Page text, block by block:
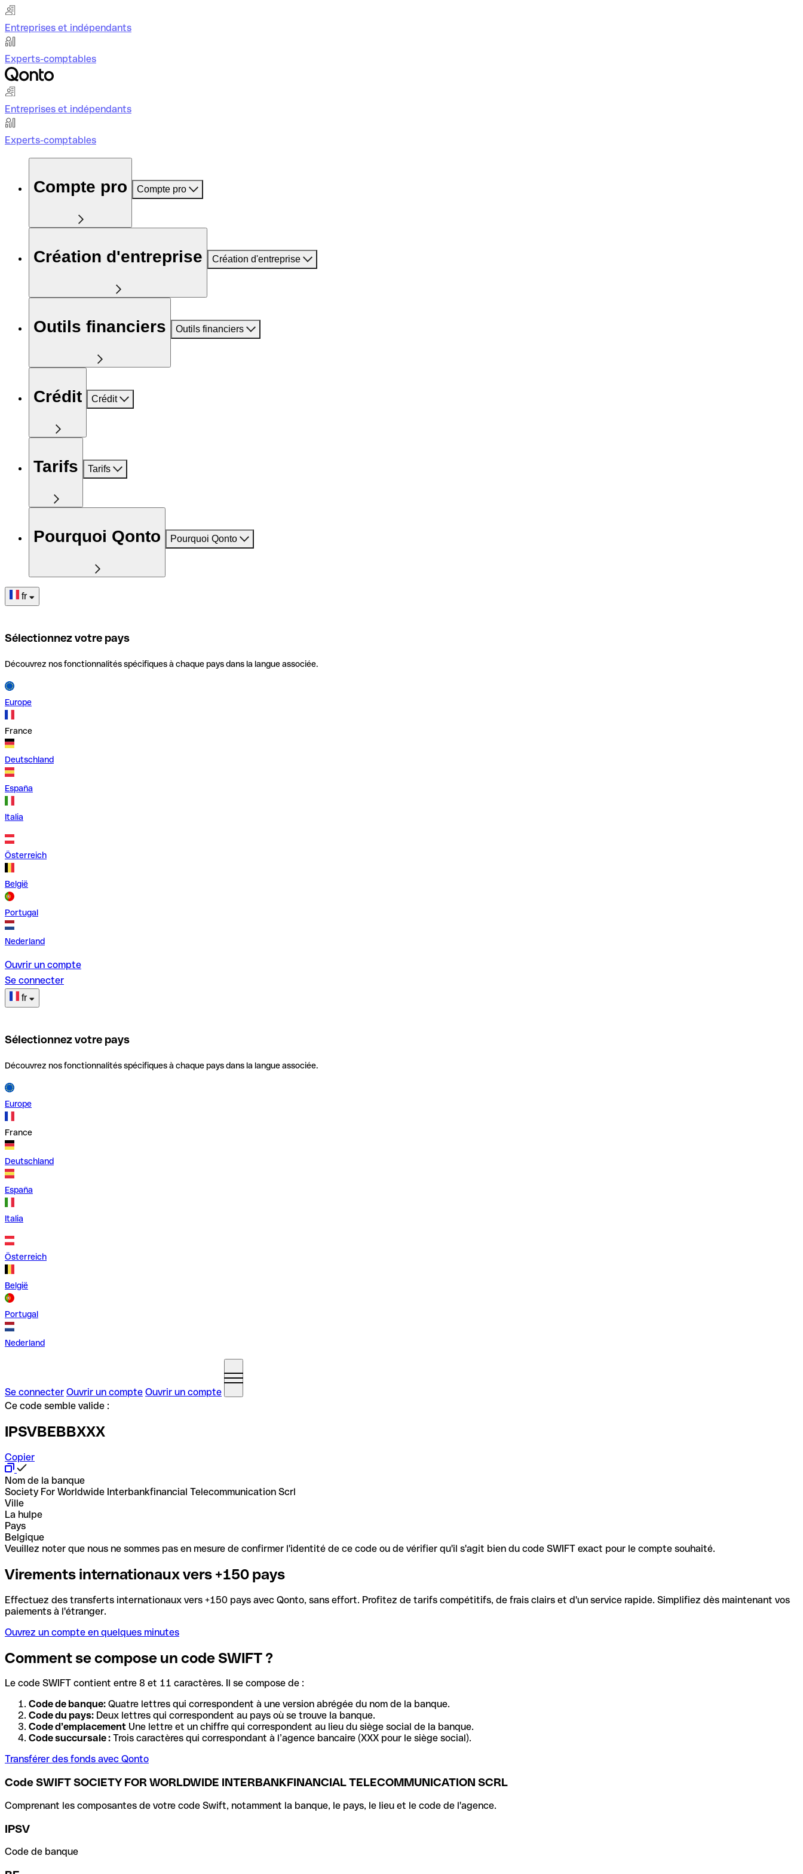
Entreprises et indépendants
Experts-comptables
Entreprises et indépendants
Experts-comptables
Compte pro Compte pro
Création d'entreprise Création d'entreprise
Outils financiers Outils financiers
Crédit Crédit
Tarifs Tarifs
Pourquoi Qonto Pourquoi Qonto
fr
Sélectionnez votre pays
Découvrez nos fonctionnalités spécifiques à chaque pays dans la langue associée.
Europe
France
Deutschland
España
Italia
Österreich
België
Portugal
Nederland
Ouvrir un compte
Se connecter
fr
Sélectionnez votre pays
Découvrez nos fonctionnalités spécifiques à chaque pays dans la langue associée.
Europe
France
Deutschland
España
Italia
Österreich
België
Portugal
Nederland
Se connecter Ouvrir un compte Ouvrir un compte
Ce code semble valide :
IPSVBEBBXXX
Copier
Nom de la banque
Society For Worldwide Interbankfinancial Telecommunication Scrl
Ville
La hulpe
Pays
Belgique
Veuillez noter que nous ne sommes pas en mesure de confirmer l'identité de ce code ou de vérifier qu'il s'agit bien du code SWIFT exact pour le compte souhaité.
Virements internationaux vers +150 pays
Effectuez des transferts internationaux vers +150 pays avec Qonto, sans effort. Profitez de tarifs compétitifs, de frais clairs et d'un service rapide. Simplifiez dès maintenant vos
paiements à l'étranger.
Ouvrez un compte en quelques minutes
Comment se compose un code SWIFT ?
Le code SWIFT contient entre 8 et 11 caractères. Il se compose de :
Code de banque: Quatre lettres qui correspondent à une version abrégée du nom de la banque.
Code du pays: Deux lettres qui correspondent au pays où se trouve la banque.
Code d’emplacement Une lettre et un chiffre qui correspondent au lieu du siège social de la banque.
Code succursale : Trois caractères qui correspondant à l’agence bancaire (XXX pour le siège social).
Transférer des fonds avec Qonto
Code SWIFT SOCIETY FOR WORLDWIDE INTERBANKFINANCIAL TELECOMMUNICATION SCRL
Comprenant les composantes de votre code Swift, notamment la banque, le pays, le lieu et le code de l'agence.
IPSV
Code de banque